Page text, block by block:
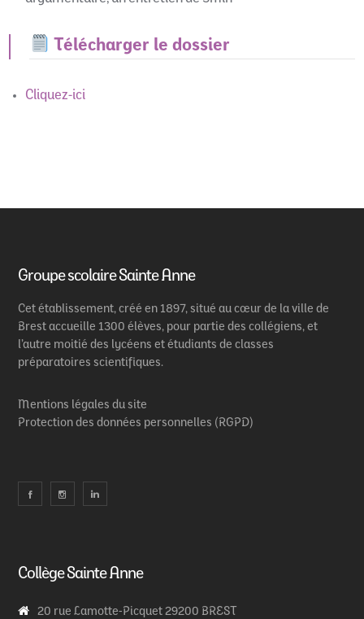
Télécharger le dossier
Cliquez-ici
Groupe scolaire Sainte Anne
Cet établissement, créé en 1897, situé au cœur de la ville de
Brest accueille 1300 élèves, pour partie des collégiens, et
l’autre moitié des lycéens et étudiants de classes
préparatoires scientifiques.
Mentions légales du site
Protection des données personnelles (RGPD)
Collège Sainte Anne
20 rue Lamotte-Picquet 29200 BREST